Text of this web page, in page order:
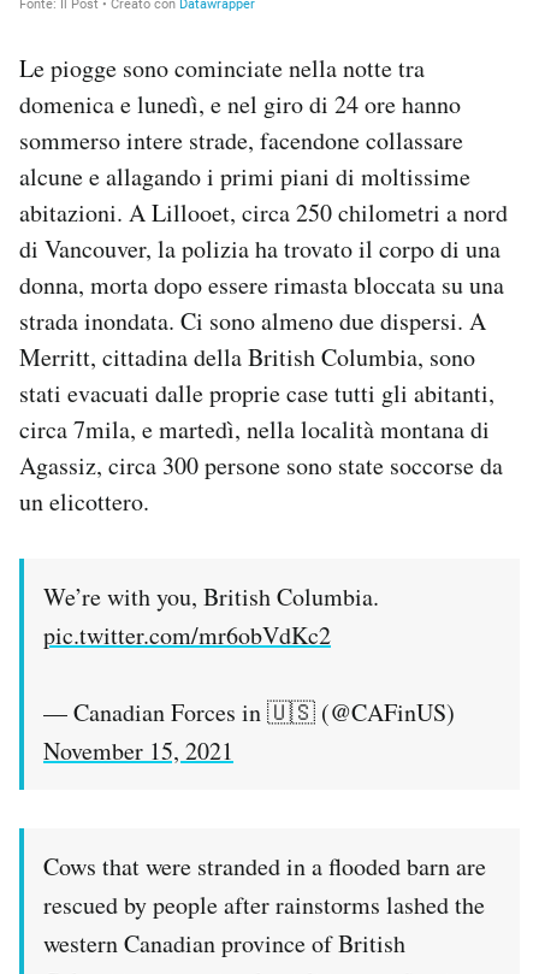
Le piogge sono cominciate nella notte tra
domenica e lunedì, e nel giro di 24 ore hanno
sommerso intere strade, facendone collassare
alcune e allagando i primi piani di moltissime
abitazioni. A Lillooet, circa 250 chilometri a nord
di Vancouver, la polizia ha trovato il corpo di una
donna, morta dopo essere rimasta bloccata su una
strada inondata. Ci sono almeno due dispersi. A
Merritt, cittadina della British Columbia, sono
stati evacuati dalle proprie case tutti gli abitanti,
circa 7mila, e martedì, nella località montana di
Agassiz, circa 300 persone sono state soccorse da
un elicottero.
We’re with you, British Columbia.
pic.twitter.com/mr6obVdKc2
— Canadian Forces in 🇺🇸 (@CAFinUS)
November 15, 2021
Cows that were stranded in a flooded barn are
rescued by people after rainstorms lashed the
western Canadian province of British